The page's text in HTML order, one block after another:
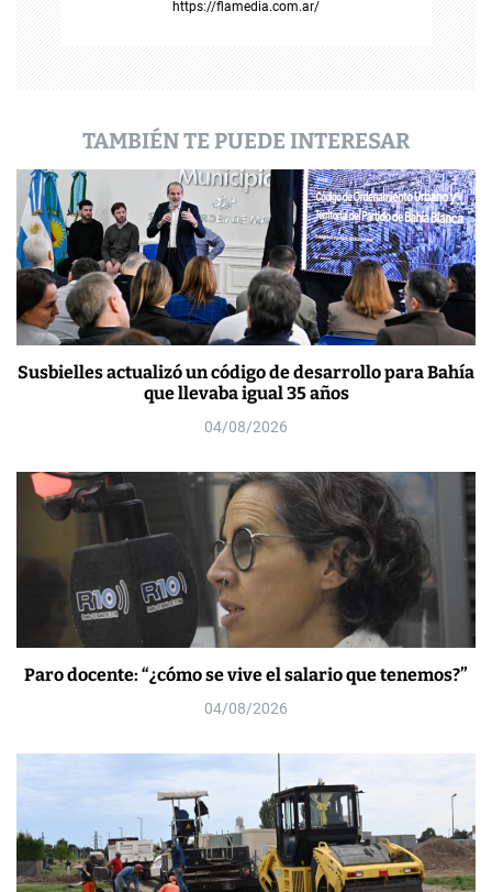
https://flamedia.com.ar/
TAMBIÉN TE PUEDE INTERESAR
Susbielles actualizó un código de desarrollo para Bahía
que llevaba igual 35 años
04/08/2026
Paro docente: “¿cómo se vive el salario que tenemos?”
04/08/2026